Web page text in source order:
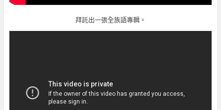
拜託出一張全族語專輯。